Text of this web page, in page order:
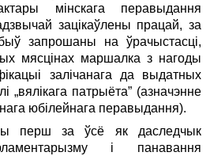
мінскага перавыдання
зацікаўлены працай, за
запрошаны на ўрачыстасці,
мясцінах маршалка з нагоды
залічанага да выдатных
„вялікага патрыёта” (азначэнне
юбілейнага перавыдання).
перш за ўсё як даследчык
і панавання